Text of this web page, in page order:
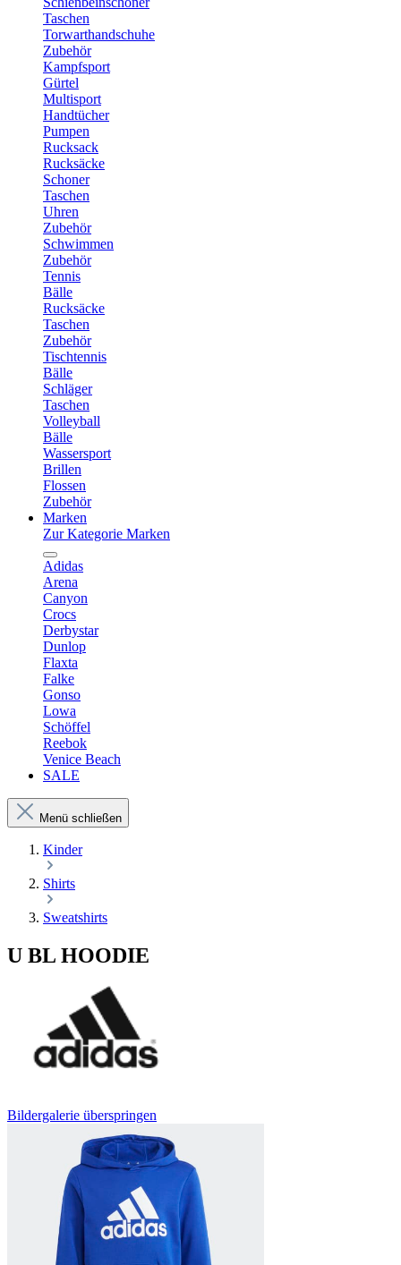
Taschen
Torwarthandschuhe
Zubehör
Kampfsport
Gürtel
Multisport
Handtücher
Pumpen
Rucksack
Rucksäcke
Schoner
Taschen
Uhren
Zubehör
Schwimmen
Zubehör
Tennis
Bälle
Rucksäcke
Taschen
Zubehör
Tischtennis
Bälle
Schläger
Taschen
Volleyball
Bälle
Wassersport
Brillen
Flossen
Zubehör
Marken
Zur Kategorie Marken
Adidas
Arena
Canyon
Crocs
Derbystar
Dunlop
Flaxta
Falke
Gonso
Lowa
Schöffel
Reebok
Venice Beach
SALE
Menü schließen
Kinder
Shirts
Sweatshirts
U BL HOODIE
Bildergalerie überspringen